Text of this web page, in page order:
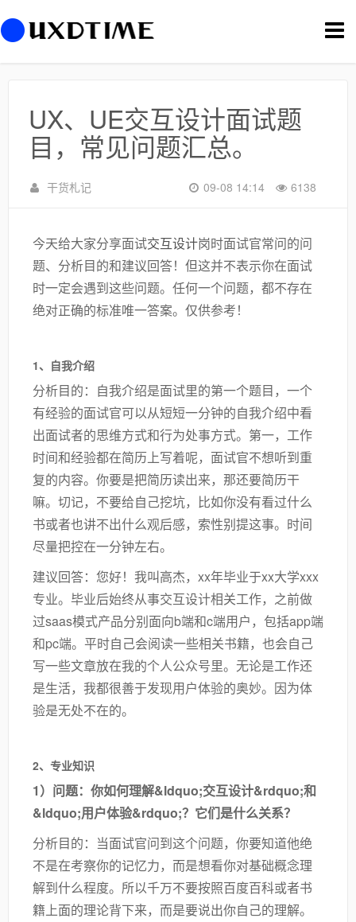
切
换
UX、UE交互设计面试题
目，常见问题汇总。
干货札记 6138
09-08 14:14
今天给大家分享面试交互设计岗时面试官常问的问
题、分析目的和建议回答！但这并不表示你在面试
时一定会遇到这些问题。任何一个问题，都不存在
绝对正确的标准唯一答案。仅供参考！
1、自我介绍
分析目的：自我介绍是面试里的第一个题目，一个
有经验的面试官可以从短短一分钟的自我介绍中看
出面试者的思维方式和行为处事方式。第一，工作
时间和经验都在简历上写着呢，面试官不想听到重
复的内容。你要是把简历读出来，那还要简历干
嘛。切记，不要给自己挖坑，比如你没有看过什么
书或者也讲不出什么观后感，索性别提这事。时间
尽量把控在一分钟左右。
建议回答：您好！我叫高杰，xx年毕业于xx大学xxx
专业。毕业后始终从事交互设计相关工作，之前做
过saas模式产品分别面向b端和c端用户，包括app端
和pc端。平时自己会阅读一些相关书籍，也会自己
写一些文章放在我的个人公众号里。无论是工作还
是生活，我都很善于发现用户体验的奥妙。因为体
验是无处不在的。
2、专业知识
1）问题：你如何理解&ldquo;交互设计&rdquo;和
&ldquo;用户体验&rdquo;？它们是什么关系？
分析目的：当面试官问到这个问题，你要知道他绝
不是在考察你的记忆力，而是想看你对基础概念理
解到什么程度。所以千万不要按照百度百科或者书
籍上面的理论背下来，而是要说出你自己的理解。